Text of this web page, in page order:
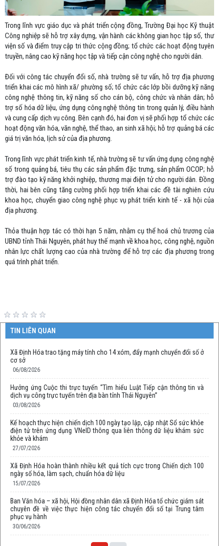
Trong lĩnh vực giáo dục và phát triển cộng đồng, Trường Đại học Kỹ thuật
Công nghiệp sẽ hỗ trợ xây dựng, vận hành các không gian học tập số, thư
viện số và điểm truy cập tri thức cộng đồng; tổ chức các hoạt động tuyên
truyền, nâng cao kỹ năng học tập và tiếp cận công nghệ cho người dân.
Đối với công tác chuyển đổi số, nhà trường sẽ tư vấn, hỗ trợ địa phương
triển khai các mô hình xã/ phường số; tổ chức các lớp bồi dưỡng kỹ năng
công nghệ thông tin, kỹ năng số cho cán bộ, công chức và nhân dân; hỗ
trợ số hóa dữ liệu, ứng dụng công nghệ thông tin trong quản lý, điều hành
và cung cấp dịch vụ công. Bên cạnh đó, hai đơn vị sẽ phối hợp tổ chức các
hoạt động văn hóa, văn nghệ, thể thao, an sinh xã hội; hỗ trợ quảng bá các
giá trị văn hóa, lịch sử của địa phương.
Trong lĩnh vực phát triển kinh tế, nhà trường sẽ tư vấn ứng dụng công nghệ
số trong quảng bá, tiêu thụ các sản phẩm đặc trưng, sản phẩm OCOP; hỗ
trợ đào tạo kỹ năng khởi nghiệp, thương mại điện tử cho người dân. Đồng
thời, hai bên cũng tăng cường phối hợp triển khai các đề tài nghiên cứu
khoa học, chuyển giao công nghệ phục vụ phát triển kinh tế - xã hội của
địa phương.
Thỏa thuận hợp tác có thời hạn 5 năm, nhằm cụ thể hoá chủ trương của
UBND tỉnh Thái Nguyên, phát huy thế mạnh về khoa học, công nghệ, nguồn
nhân lực chất lượng cao của nhà trường để hỗ trợ các địa phương trong
quá trình phát triển.
TIN LIÊN QUAN
Xã Định Hóa trao tặng máy tính cho 14 xóm, đẩy mạnh chuyển đổi số ở
cơ sở
06/08/2026
Hưởng ứng Cuộc thi trực tuyến “Tìm hiểu Luật Tiếp cận thông tin và
dịch vụ công trực tuyến trên địa bàn tỉnh Thái Nguyên”
03/08/2026
Kế hoạch thực hiện chiến dịch 100 ngày tạo lập, cập nhật Sổ sức khỏe
điện tử trên ứng dụng VNeID thông qua liên thông dữ liệu khám sức
khỏe và khám
27/07/2026
Xã Định Hóa hoàn thành nhiều kết quả tích cực trong Chiến dịch 100
ngày số hóa, làm sạch, chuẩn hóa dữ liệu
15/07/2026
Ban Văn hóa – xã hội, Hội đồng nhân dân xã Định Hóa tổ chức giám sát
chuyên đề về việc thực hiện công tác chuyển đổi số tại Trung tâm
phục vụ hành
30/06/2026